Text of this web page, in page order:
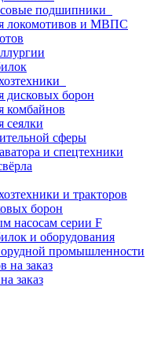
подшипники
локомотивов и МВПС
борон
комбайнов
сферы
и спецтехники
и тракторов
борон
насосам серии F
и оборудования
промышленности
на заказ
заказ